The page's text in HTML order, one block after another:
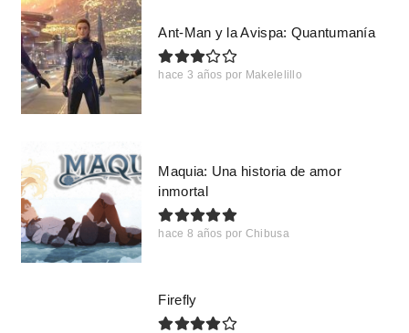
Ant-Man y la Avispa: Quantumanía
hace 3 años por Makelelillo
Maquia: Una historia de amor
inmortal
hace 8 años por Chibusa
Firefly